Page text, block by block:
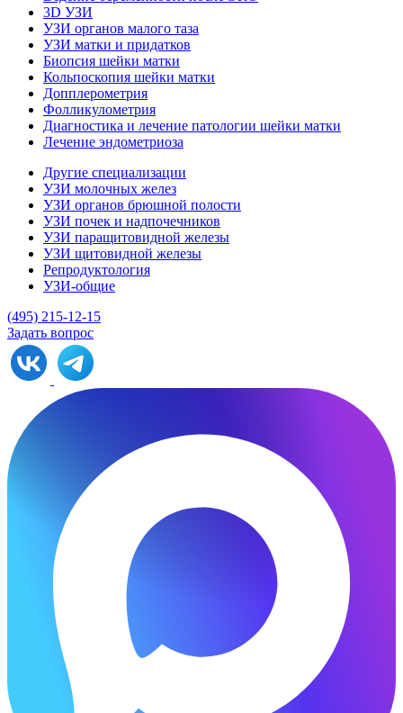
3D УЗИ
УЗИ органов малого таза
УЗИ матки и придатков
Биопсия шейки матки
Кольпоскопия шейки матки
Допплерометрия
Фолликулометрия
Диагностика и лечение патологии шейки матки
Лечение эндометриоза
Другие специализации
УЗИ молочных желез
УЗИ органов брюшной полости
УЗИ почек и надпочечников
УЗИ паращитовидной железы
УЗИ щитовидной железы
Репродуктология
УЗИ-общие
(495) 215-12-15
Задать вопрос